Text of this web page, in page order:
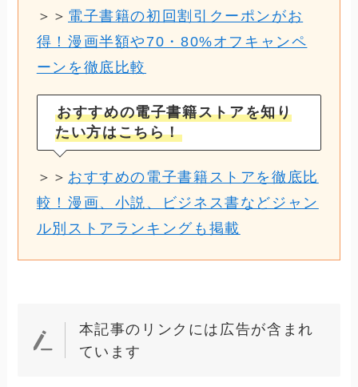
＞＞ 電子書籍の初回割引クーポンがお
得！漫画半額や70・80%オフキャンペ
ーンを徹底比較
おすすめの電子書籍ストアを知り
たい方はこちら！
＞＞ おすすめの電子書籍ストアを徹底比
較！漫画、小説、ビジネス書などジャン
ル別ストアランキングも掲載
本記事のリンクには広告が含まれ
ています